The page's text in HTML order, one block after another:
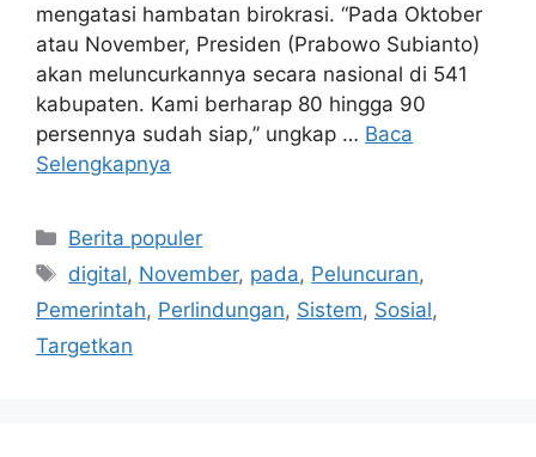
mengatasi hambatan birokrasi. “Pada Oktober
atau November, Presiden (Prabowo Subianto)
akan meluncurkannya secara nasional di 541
kabupaten. Kami berharap 80 hingga 90
persennya sudah siap,” ungkap … Baca
Selengkapnya
Kategori
Berita populer
Tag
digital, November, pada, Peluncuran,
Pemerintah, Perlindungan, Sistem, Sosial,
Targetkan